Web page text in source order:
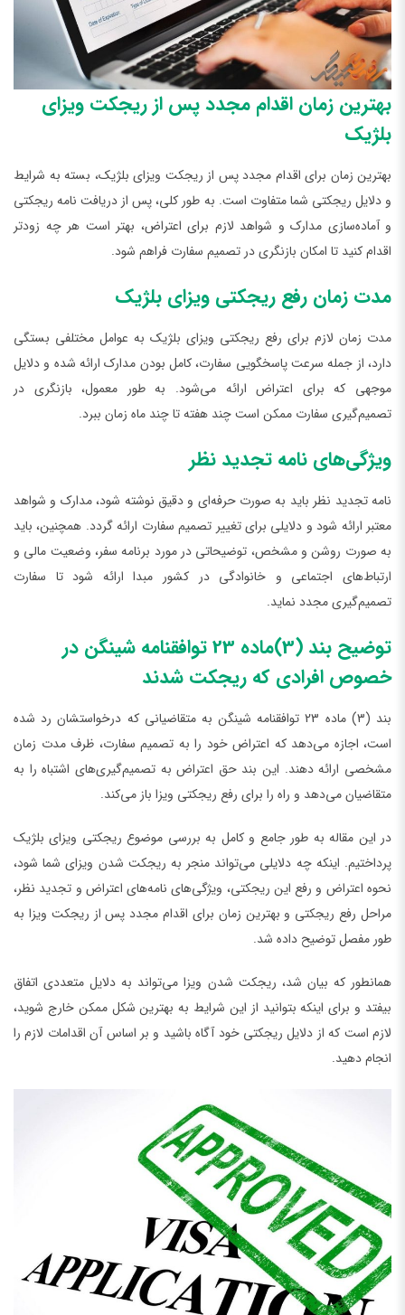
بهترین زمان اقدام مجدد پس از ریجکت ویزای
بلژیک
بهترین زمان برای اقدام مجدد پس از ریجکت ویزای بلژیک، بسته به شرایط
و دلایل ریجکتی شما متفاوت است. به طور کلی، پس از دریافت نامه ریجکتی
و آماده‌سازی مدارک و شواهد لازم برای اعتراض، بهتر است هر چه زودتر
اقدام کنید تا امکان بازنگری در تصمیم سفارت فراهم شود.
مدت زمان رفع ریجکتی ویزای بلژیک
مدت زمان لازم برای رفع ریجکتی ویزای بلژیک به عوامل مختلفی بستگی
دارد، از جمله سرعت پاسخگویی سفارت، کامل بودن مدارک ارائه شده و دلایل
موجهی که برای اعتراض ارائه می‌شود. به طور معمول، بازنگری در
تصمیم‌گیری سفارت ممکن است چند هفته تا چند ماه زمان ببرد.
ویژگی‌های نامه تجدید نظر
نامه تجدید نظر باید به صورت حرفه‌ای و دقیق نوشته شود، مدارک و شواهد
معتبر ارائه شود و دلایلی برای تغییر تصمیم سفارت ارائه گردد. همچنین، باید
به صورت روشن و مشخص، توضیحاتی در مورد برنامه سفر، وضعیت مالی و
ارتباط‌های اجتماعی و خانوادگی در کشور مبدا ارائه شود تا سفارت
تصمیم‌گیری مجدد نماید.
توضیح بند (3)ماده 23 توافقنامه شینگن در
خصوص افرادی که ریجکت شدند
بند (3) ماده 23 توافقنامه شینگن به متقاضیانی که درخواستشان رد شده
است، اجازه می‌دهد که اعتراض خود را به تصمیم سفارت، ظرف مدت زمان
مشخصی ارائه دهند. این بند حق اعتراض به تصمیم‌گیری‌های اشتباه را به
متقاضیان می‌دهد و راه را برای رفع ریجکتی ویزا باز می‌کند.
در این مقاله به طور جامع و کامل به بررسی موضوع ریجکتی ویزای بلژیک
پرداختیم. اینکه چه دلایلی می‌تواند منجر به ریجکت شدن ویزای شما شود،
نحوه اعتراض و رفع این ریجکتی، ویژگی‌های نامه‌های اعتراض و تجدید نظر،
مراحل رفع ریجکتی و بهترین زمان برای اقدام مجدد پس از ریجکت ویزا به
طور مفصل توضیح داده شد.
همانطور که بیان شد، ریجکت شدن ویزا می‌تواند به دلایل متعددی اتفاق
بیفتد و برای اینکه بتوانید از این شرایط به بهترین شکل ممکن خارج شوید،
لازم است که از دلایل ریجکتی خود آگاه باشید و بر اساس آن اقدامات لازم را
انجام دهید.